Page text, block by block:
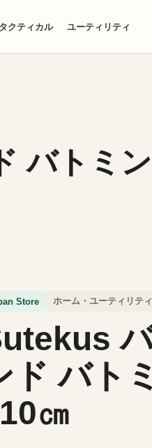
タクティカル ユーティリティ
バトミ
Store ホーム・ユーティリティ
ド バト
㎝